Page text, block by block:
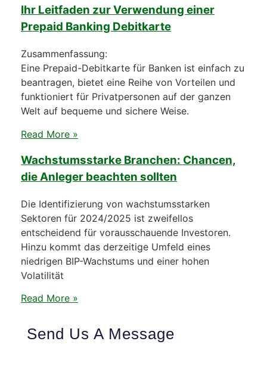
Ihr Leitfaden zur Verwendung einer
Prepaid Banking Debitkarte
Zusammenfassung:
Eine Prepaid-Debitkarte für Banken ist einfach zu
beantragen, bietet eine Reihe von Vorteilen und
funktioniert für Privatpersonen auf der ganzen
Welt auf bequeme und sichere Weise.
Read More »
Wachstumsstarke Branchen: Chancen,
die Anleger beachten sollten
Die Identifizierung von wachstumsstarken
Sektoren für 2024/2025 ist zweifellos
entscheidend für vorausschauende Investoren.
Hinzu kommt das derzeitige Umfeld eines
niedrigen BIP-Wachstums und einer hohen
Volatilität
Read More »
Send Us A Message